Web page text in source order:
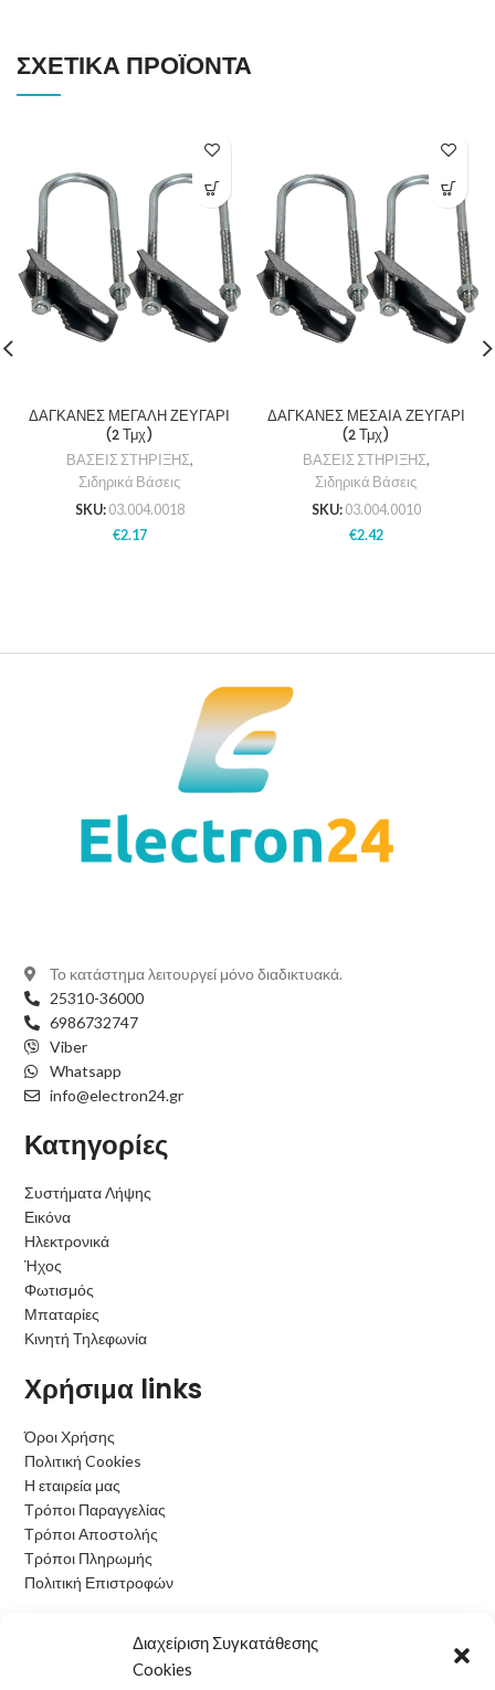
Διαχείριση Συγκατάθεσης
Cookies
ΣΧΕΤΙΚΆ ΠΡΟΪΌΝΤΑ
ΔΑΓΚΑΝΕΣ ΜΕΓΑΛΗ ΖΕΥΓΑΡΙ
(2 Τμχ)
ΒΑΣΕΙΣ ΣΤΗΡΙΞΗΣ,
Σιδηρικά Βάσεις
SKU: 03.004.0018
€2.17
ΔΑΓΚΑΝΕΣ ΜΕΣΑΙΑ ΖΕΥΓΑΡΙ
(2 Τμχ)
ΒΑΣΕΙΣ ΣΤΗΡΙΞΗΣ,
Σιδηρικά Βάσεις
SKU: 03.004.0010
€2.42
Το κατάστημα λειτουργεί μόνο διαδικτυακά.
25310-36000
6986732747
Viber
Whatsapp
info@electron24.gr
Κατηγορίες
Συστήματα Λήψης
Εικόνα
Ηλεκτρονικά
Ήχος
Φωτισμός
Μπαταρίες
Κινητή Τηλεφωνία
Χρήσιμα links
Όροι Χρήσης
Πολιτική Cookies
Η εταιρεία μας
Τρόποι Παραγγελίας
Τρόποι Αποστολής
Τρόποι Πληρωμής
Πολιτική Επιστροφών
Ωράριο Λειτουργίας
Δευτέρα: 09:00 - 15:00